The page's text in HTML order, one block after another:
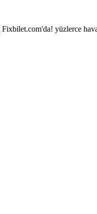
Fixbilet.com'da! yüzlerce